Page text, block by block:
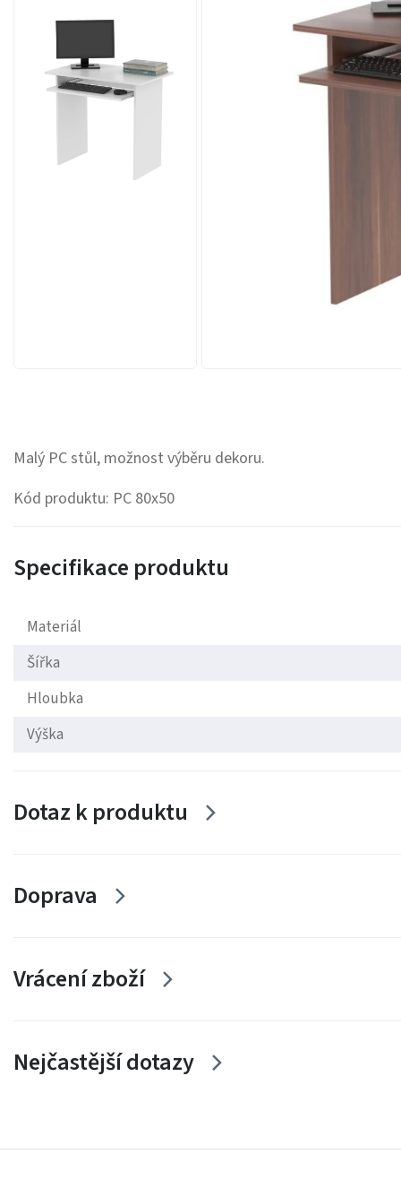
Malý PC stůl, možnost výběru dekoru.
Kód produktu: PC 80x50
Specifikace produktu
Materiál
Šířka
Hloubka
Výška
Dotaz k produktu
Doprava
Vrácení zboží
Nejčastější dotazy